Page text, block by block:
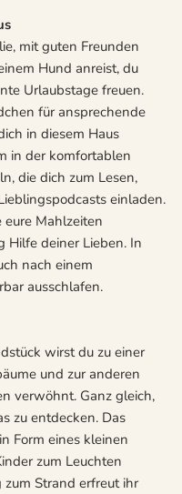
mit guten Freunden
Hund anreist, du
Urlaubstage freuen.
für ansprechende
in diesem Haus
in der komfortablen
die dich zum Lesen,
einladen.
Mahlzeiten
Hilfe deiner Lieben. In
nach einem
ausschlafen.
wirst du zu einer
und zur anderen
verwöhnt. Ganz gleich,
zu entdecken. Das
Form eines kleinen
zum Leuchten
Strand erfreut ihr